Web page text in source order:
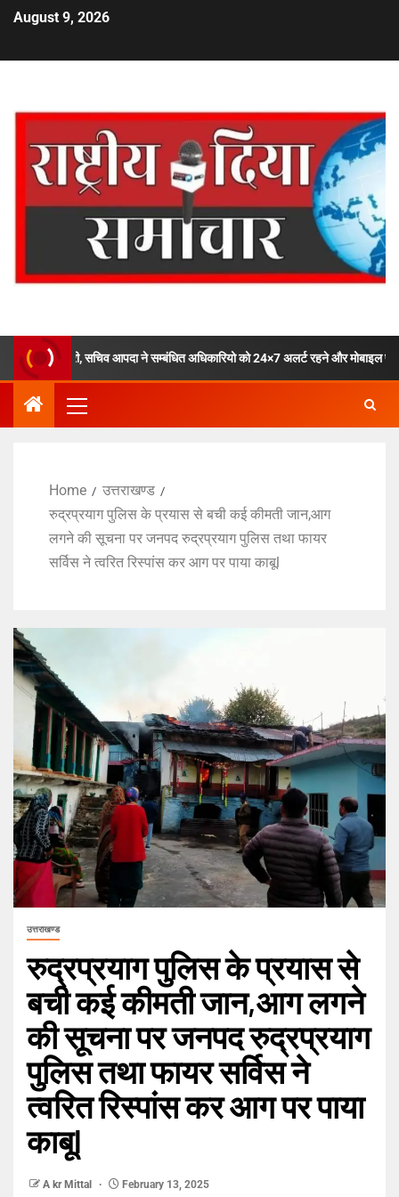
August 9, 2026
आपदा ने सम्बंधित अधिकारियो को 24×7 अलर्ट रहने और मोबाइल फोन ऑफ ना करने के
Home
उत्तराखण्ड
रुद्रप्रयाग पुलिस के प्रयास से बची कई कीमती जान,आग
लगने की सूचना पर जनपद रुद्रप्रयाग पुलिस तथा फायर
सर्विस ने त्वरित रिस्पांस कर आग पर पाया काबूl
उत्तराखण्ड
रुद्रप्रयाग पुलिस के प्रयास से
बची कई कीमती जान,आग लगने
की सूचना पर जनपद रुद्रप्रयाग
पुलिस तथा फायर सर्विस ने
त्वरित रिस्पांस कर आग पर पाया
काबूl
A kr Mittal February 13, 2025